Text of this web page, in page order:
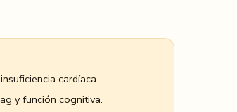
cardíaca.
y función cognitiva.